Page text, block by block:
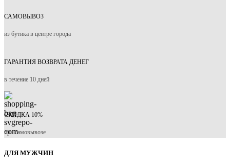
САМОВЫВОЗ
из бутика в центре города
ГАРАНТИЯ ВОЗВРАТА ДЕНЕГ
в течение 10 дней
СКИДКА 10%
при самовывозе
ДЛЯ МУЖЧИН